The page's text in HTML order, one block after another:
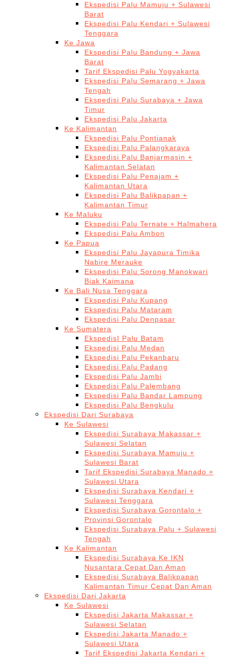
Ekspedisi Palu Mamuju + Sulawesi
Barat
Ekspedisi Palu Kendari + Sulawesi
Tenggara
Ke Jawa
Ekspedisi Palu Bandung + Jawa
Barat
Tarif Ekspedisi Palu Yogyakarta
Ekspedisi Palu Semarang + Jawa
Tengah
Ekspedisi Palu Surabaya + Jawa
Timur
Ekspedisi Palu Jakarta
Ke Kalimantan
Ekspedisi Palu Pontianak
Ekspedisi Palu Palangkaraya
Ekspedisi Palu Banjarmasin +
Kalimantan Selatan
Ekspedisi Palu Penajam +
Kalimantan Utara
Ekspedisi Palu Balikpapan +
Kalimantan Timur
Ke Maluku
Ekspedisi Palu Ternate + Halmahera
Ekspedisi Palu Ambon
Ke Papua
Ekspedisi Palu Jayapura Timika
Nabire Merauke
Ekspedisi Palu Sorong Manokwari
Biak Kaimana
Ke Bali Nusa Tenggara
Ekspedisi Palu Kupang
Ekspedisi Palu Mataram
Ekspedisi Palu Denpasar
Ke Sumatera
EkspedisI Palu Batam
Ekspedisi Palu Medan
Ekspedisi Palu Pekanbaru
Ekspedisi Palu Padang
Ekspedisi Palu Jambi
Ekspedisi Palu Palembang
Ekspedisi Palu Bandar Lampung
Ekspedisi Palu Bengkulu
Ekspedisi Dari Surabaya
Ke Sulawesi
Ekspedisi Surabaya Makassar +
Sulawesi Selatan
Ekspedisi Surabaya Mamuju +
Sulawesi Barat
Tarif Ekspedisi Surabaya Manado +
Sulawesi Utara
Ekspedisi Surabaya Kendari +
Sulawesi Tenggara
Ekspedisi Surabaya Gorontalo +
Provinsi Gorontalo
Ekspedisi Surabaya Palu + Sulawesi
Tengah
Ke Kalimantan
Ekspedisi Surabaya Ke IKN
Nusantara Cepat Dan Aman
Ekspedisi Surabaya Balikpapan
Kalimantan Timur Cepat Dan Aman
Ekspedisi Dari Jakarta
Ke Sulawesi
Ekspedisi Jakarta Makassar +
Sulawesi Selatan
Ekspedisi Jakarta Manado +
Sulawesi Utara
Tarif Ekspedisi Jakarta Kendari +